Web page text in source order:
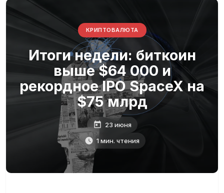
КРИПТОВАЛЮТА
Итоги недели: биткоин
выше $64 000 и
рекордное IPO SpaceX на
$75 млрд
23 июня
1 мин. чтения